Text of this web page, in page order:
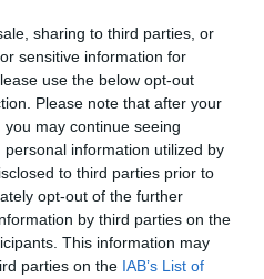
sharing to third parties, or
sensitive information for
use the below opt-out
Please note that after your
may continue seeing
information utilized by
to third parties prior to
opt-out of the further
by third parties on the
This information may
parties on the IAB’s List of
acum de Federaţia, în
a revenit la nivelul anilor
fiind de 94 la sută şi
ascendent se va păstra
înfiinţarea poliţiei
infracţiune, dar şi a poliţiei